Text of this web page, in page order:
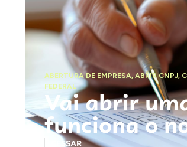
ABERTURA DE EMPRESA,ABRIR CNPJ,
FEDERAL
Vai abrir
funciona o
ACESSAR